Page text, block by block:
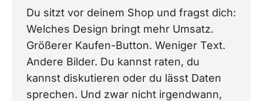
Du sitzt vor deinem Shop und fragst dich:
Welches Design bringt mehr Umsatz.
Größerer Kaufen-Button. Weniger Text.
Andere Bilder. Du kannst raten, du
kannst diskutieren oder du lässt Daten
sprechen. Und zwar nicht irgendwann,